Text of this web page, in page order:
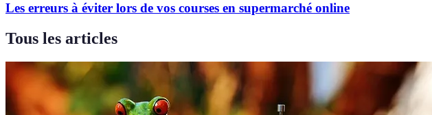
Les erreurs à éviter lors de vos courses en supermarché online
Tous les articles